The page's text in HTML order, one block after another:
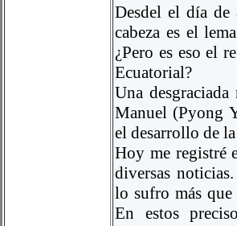
Desdel el día
cabeza es el
¿Pero es eso el
Ecuatorial?
Una
Manuel (Pyong
el desarrollo de
Hoy me registré
diversas
lo sufro más
En estos